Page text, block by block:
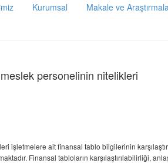
Kurumsal Makale ve
meslek personelinin nitelikleri
işletmelere ait finansal tablo bilgilerinin
Finansal tabloların karşılaştırılabilirliği,